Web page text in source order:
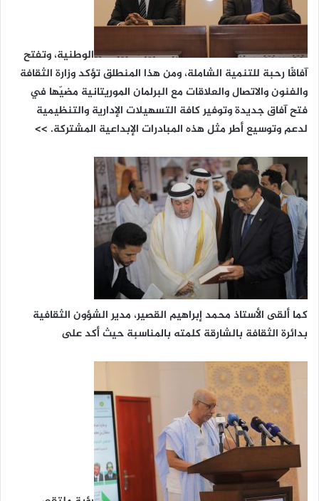
الوطنية، وتفتح
آفاقًا رحبة للتنمية الشاملة، ومن هذا المنطلق تؤكد وزارة الثقافة
والفنون والاتصال والعلاقات مع البرلمان الموريتانية مضيّها في
فتح آفاق جديدة وتوفير كافة التسهيلات الإدارية والتنظيمية
لدعم وتوسيع أطر مثل هذه المبادرات الإبداعية المشتركة. >>
كما ألقى الأستاذ محمد إبراهيم القصير، مدير الشؤون الثقافية
بدائرة الثقافة بالشارقة كلمته بالمناسبة حيث أكد على